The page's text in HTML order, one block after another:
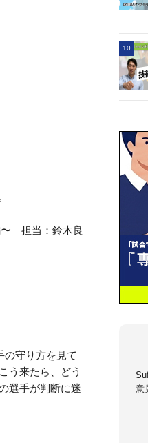
〜 担当：鈴木良
の守り方を見て
う来たら、どう
選手が判断に迷
10
意